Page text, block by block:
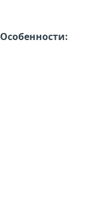
Особенности: